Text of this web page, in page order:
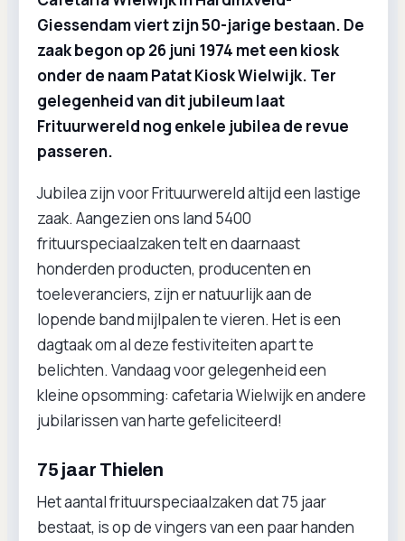
Giessendam viert zijn 50-jarige bestaan. De
zaak begon op 26 juni 1974 met een kiosk
onder de naam Patat Kiosk Wielwijk. Ter
gelegenheid van dit jubileum laat
Frituurwereld nog enkele jubilea de revue
passeren.
Jubilea zijn voor Frituurwereld altijd een lastige
zaak. Aangezien ons land 5400
frituurspeciaalzaken telt en daarnaast
honderden producten, producenten en
toeleveranciers, zijn er natuurlijk aan de
lopende band mijlpalen te vieren. Het is een
dagtaak om al deze festiviteiten apart te
belichten. Vandaag voor gelegenheid een
kleine opsomming: cafetaria Wielwijk en andere
jubilarissen van harte gefeliciteerd!
75 jaar Thielen
Het aantal frituurspeciaalzaken dat 75 jaar
bestaat, is op de vingers van een paar handen